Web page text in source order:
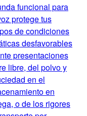
funcional para
protege tus
de condiciones
desfavorables
presentaciones
libre, del polvo y
en el
en
o de los rigores